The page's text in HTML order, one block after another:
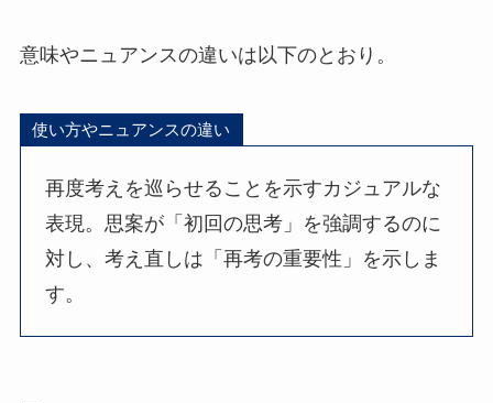
意味やニュアンスの違いは以下のとおり。
使い方やニュアンスの違い
再度考えを巡らせることを示すカジュアルな
表現。思案が「初回の思考」を強調するのに
対し、考え直しは「再考の重要性」を示しま
す。